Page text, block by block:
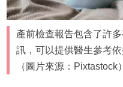
產前檢查報告包含了許
訊，可以提供醫生參考
（圖片來源：Pixtastock）